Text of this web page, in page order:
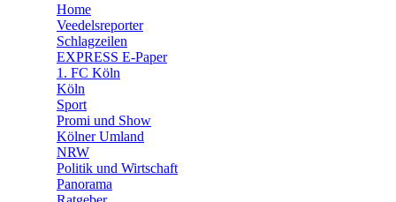
🛒 Shoppingwelt
Home
Veedelsreporter
Schlagzeilen
EXPRESS E-Paper
1. FC Köln
Köln
Sport
Promi und Show
Kölner Umland
NRW
Politik und Wirtschaft
Panorama